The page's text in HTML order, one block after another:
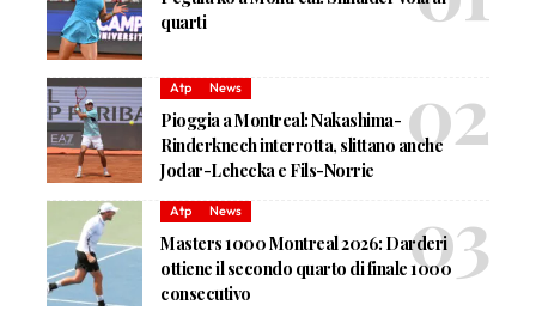
quarti
Atp News
Pioggia a Montreal: Nakashima-
Rinderknech interrotta, slittano anche
Jodar-Lehecka e Fils-Norrie
Atp News
Masters 1000 Montreal 2026: Darderi
ottiene il secondo quarto di finale 1000
consecutivo